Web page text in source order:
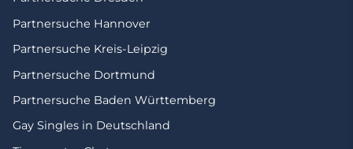
Partnersuche Hannover
Partnersuche Kreis-Leipzig
Partnersuche Dortmund
Partnersuche Baden Württemberg
Gay Singles in Deutschland